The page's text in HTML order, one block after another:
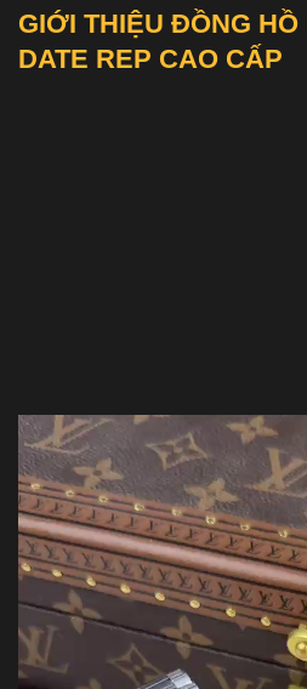
GIỚI THIỆU ĐỒNG HỒ
DATE REP CAO CẤP